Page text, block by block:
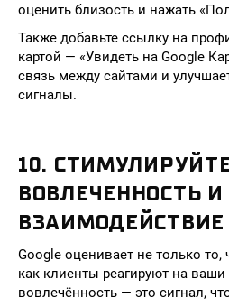
оценить близость и нажать
Также добавьте ссылку на
картой — «Увидеть на Google
связь между сайтами и
сигналы.
10.
ВОВЛЕЧЕННОСТЬ И
ВЗАИМОДЕЙСТВИЕ
Google оценивает не только
как клиенты реагируют на
вовлечённость — это сигнал,